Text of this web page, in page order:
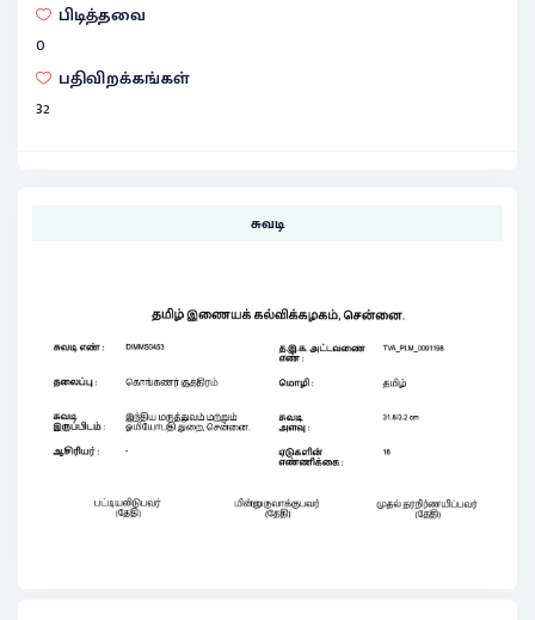
பிடித்தவை
0
பதிவிறக்கங்கள்
32
சுவடி